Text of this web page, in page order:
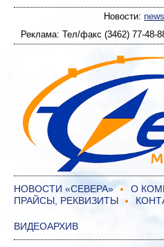
Новости:
Реклама: Тел/факс (3462) 77-48-
НОВОСТИ «СЕВЕРА» О
ПРАЙСЫ, РЕКВИЗИТЫ
ВИДЕОАРХИВ